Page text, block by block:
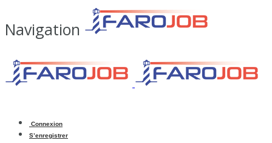
Navigation
Connexion
S’enregistrer